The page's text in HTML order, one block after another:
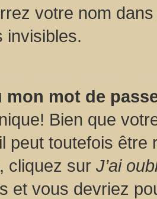
votre nom
invisibles.
mon mot de
Bien que
peut toutefois être
cliquez sur J’ai
et vous devriez